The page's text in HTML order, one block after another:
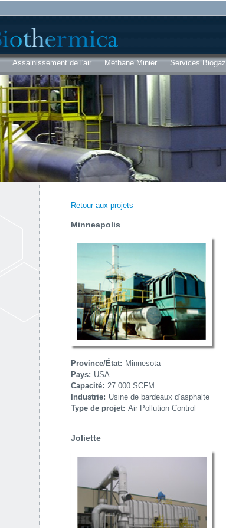
contenu
Assainissement de l'air Méthane Minier Services Biogaz
Retour aux projets
Minneapolis
Province/État: Minnesota
Pays: USA
Capacité: 27 000 SCFM
Industrie: Usine de bardeaux d’asphalte
Type de projet: Air Pollution Control
Joliette